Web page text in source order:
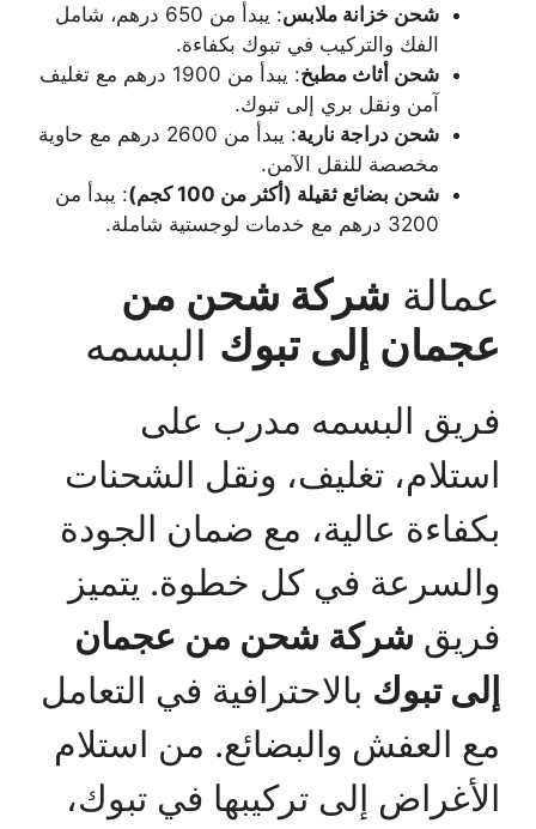
شحن خزانة ملابس
: يبدأ من 650 درهم، شامل
الفك والتركيب في تبوك بكفاءة.
شحن أثاث مطبخ
: يبدأ من 1900 درهم مع تغليف
آمن ونقل بري إلى تبوك.
شحن دراجة نارية
: يبدأ من 2600 درهم مع حاوية
مخصصة للنقل الآمن.
شحن بضائع ثقيلة (أكثر من 100 كجم)
: يبدأ من
3200 درهم مع خدمات لوجستية شاملة.
عمالة شركة شحن من
عجمان إلى تبوك البسمه
فريق البسمه مدرب على
استلام، تغليف، ونقل الشحنات
بكفاءة عالية، مع ضمان الجودة
والسرعة في كل خطوة. يتميز
فريق شركة شحن من عجمان
إلى تبوك بالاحترافية في التعامل
مع العفش والبضائع. من استلام
الأغراض إلى تركيبها في تبوك،